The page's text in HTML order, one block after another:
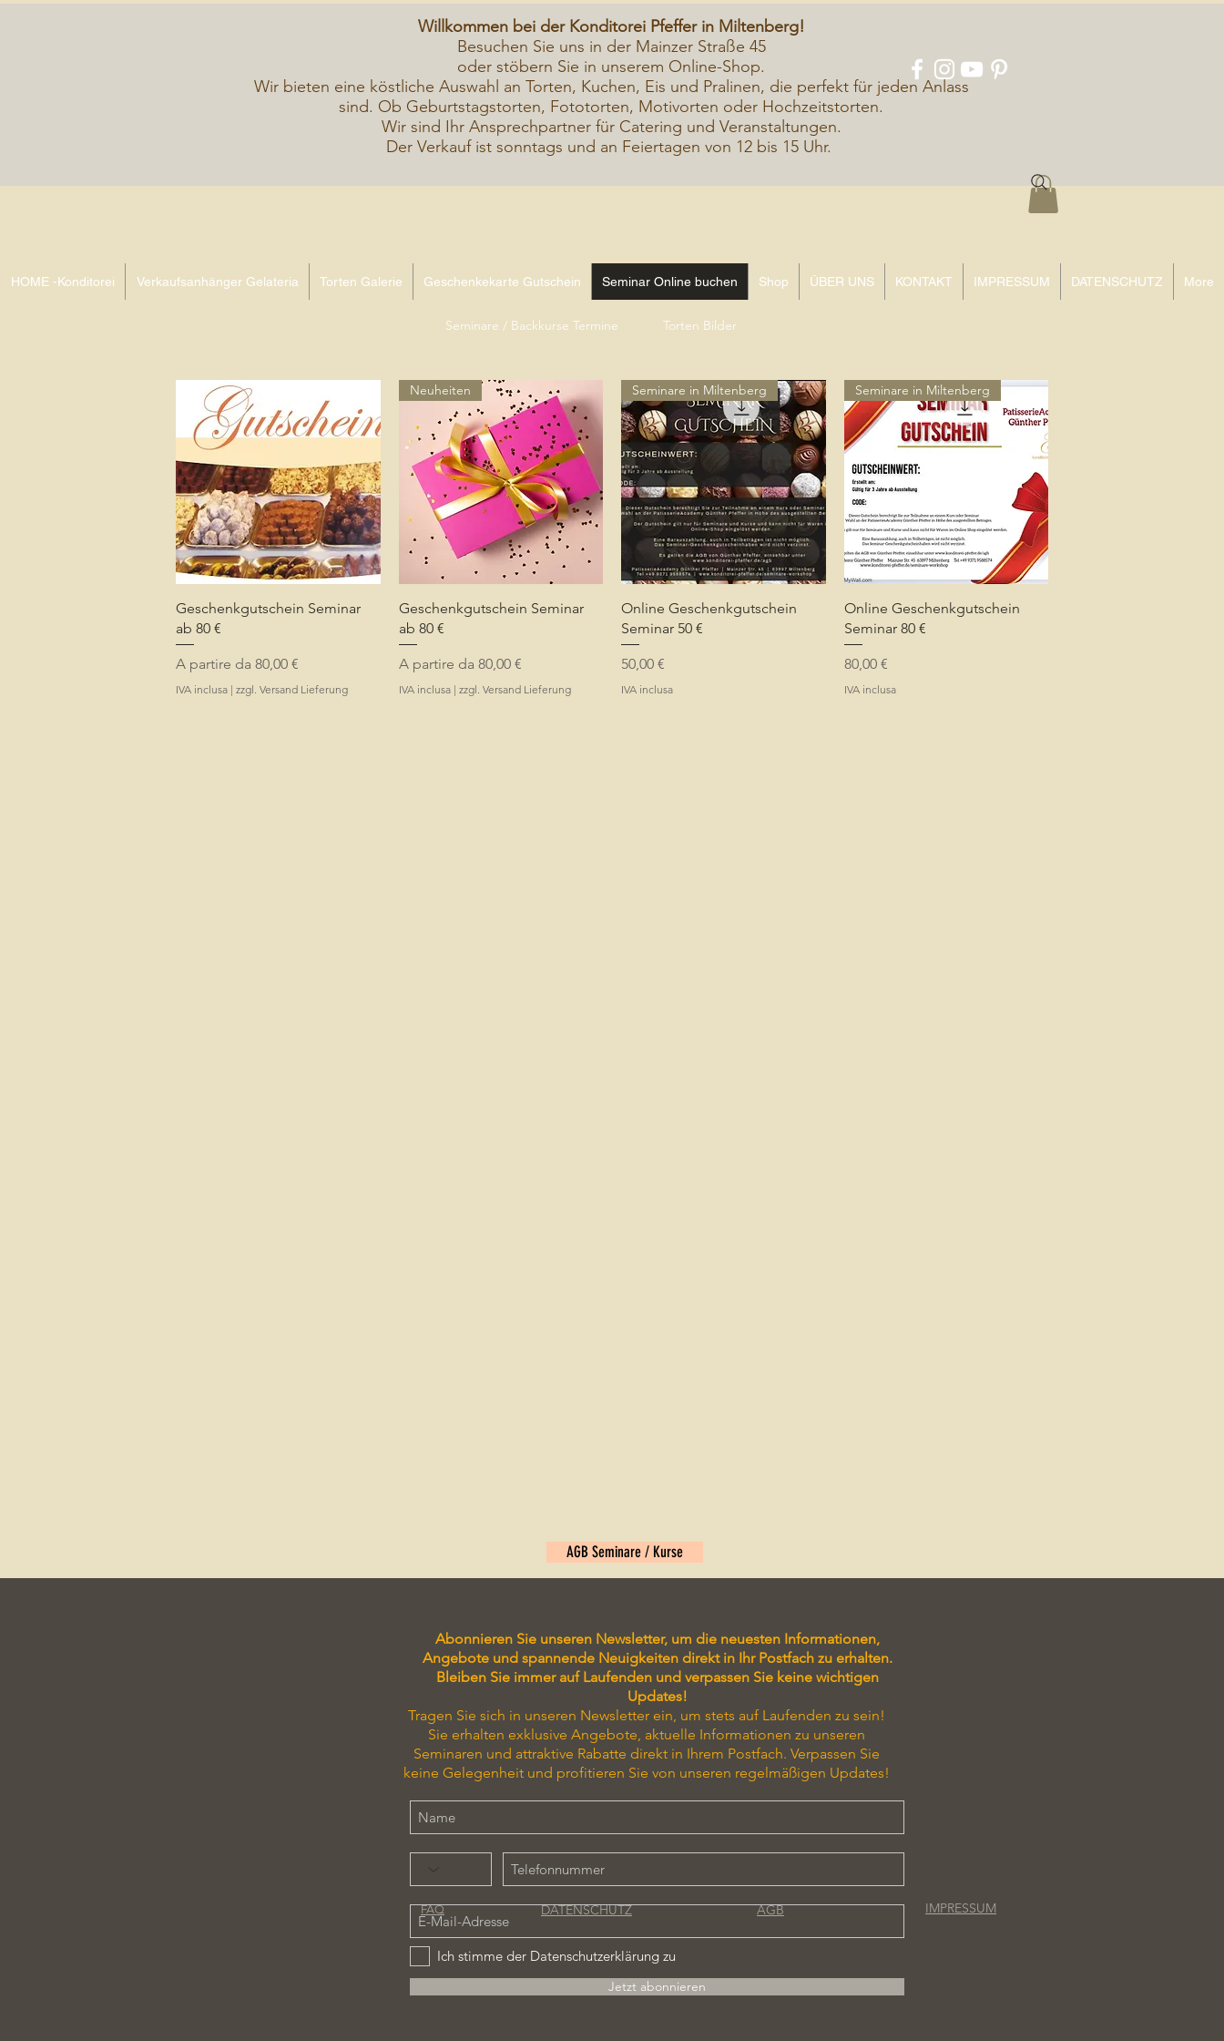
Willkommen bei der Konditorei Pfeffer in Miltenberg!
Besuchen Sie uns in der Mainzer Straße 45
oder stöbern Sie in unserem Online-Shop.
Wir bieten eine köstliche Auswahl an Torten, Kuchen, Eis und Pralinen, die perfekt für jeden Anlass
sind. Ob Geburtstagstorten, Fototorten, Motivorten oder Hochzeitstorten.
Wir sind Ihr Ansprechpartner für Catering und Veranstaltungen.
Der Verkauf ist sonntags und an Feiertagen von 12 bis 15 Uhr.
HOME -Konditorei Verkaufsanhänger Gelateria Torten Galerie Geschenkekarte Gutschein Seminar Online buchen Shop ÜBER UNS KONTAKT IMPRESSUM DATENSCHUTZ More
Seminare / Backkurse Termine Torten Bilder
Vista rapida
Geschenkgutschein Seminar
ab 80 €
A partire da 80,00 €
Prezzo scontato
IVA inclusa | zzgl. Versand Lieferung
Vista rapida
Neuheiten
Geschenkgutschein Seminar
ab 80 €
A partire da 80,00 €
Prezzo scontato
IVA inclusa| zzgl. Versand Lieferung
Vista rapida
Seminare in Miltenberg
Online Geschenkgutschein
Seminar 50 €
Prezzo
50,00 €
IVA inclusa
Vista rapida
Seminare in Miltenberg
Online Geschenkgutschein
Seminar 80 €
Prezzo
80,00 €
IVA inclusa
AGB Seminare / Kurse
Abonnieren Sie unseren Newsletter, um die neuesten Informationen,
Angebote und spannende Neuigkeiten direkt in Ihr Postfach zu erhalten.
Bleiben Sie immer auf Laufenden und verpassen Sie keine wichtigen
Updates!
Tragen Sie sich in unseren Newsletter ein, um stets auf Laufenden zu sein!
Sie erhalten exklusive Angebote, aktuelle Informationen zu unseren
Seminaren und attraktive Rabatte direkt in Ihrem Postfach. Verpassen Sie
keine Gelegenheit und profitieren Sie von unseren regelmäßigen Updates!
Ich stimme der Datenschutzerklärung zu
Jetzt abonnieren
IMPRESSUM
FAQ DATENSCHUTZ AGB